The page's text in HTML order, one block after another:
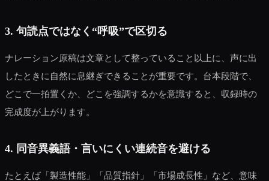
3. 句読点ではなく“呼吸”で区切る
ナレーション原稿は文章として整っていること以上に、声に出
したときに自然に息継ぎできることが重要です。台本段階で、
どこで一拍置くか、どこを強調するかを意識すると、収録時の
完成度が上がります。
4. 同音異義語・言いにくい連続音を避ける
たとえば「製造性能」「品質指針」「市場成長性」など、意味